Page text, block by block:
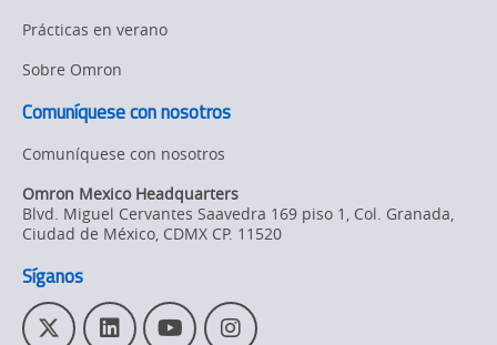
Prácticas en verano
Sobre Omron
Comuníquese con nosotros
Comuníquese con nosotros
Omron Mexico Headquarters
Blvd. Miguel Cervantes Saavedra 169 piso 1, Col. Granada,
Ciudad de México, CDMX CP. 11520
Síganos
T L Y I